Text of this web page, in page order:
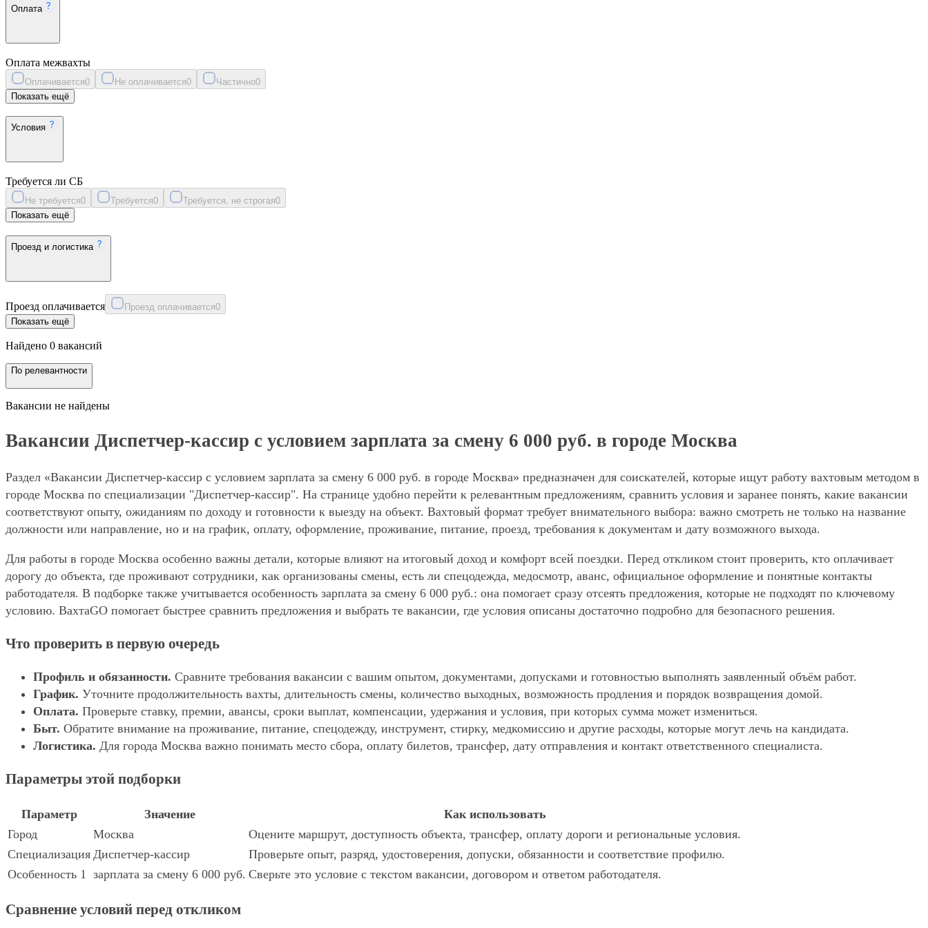
Оплата
Оплата межвахты
Оплачивается0 Не оплачивается0 Частично0
Показать ещё
Условия
Требуется ли СБ
Не требуется0 Требуется0 Требуется, не строгая0
Показать ещё
Проезд и логистика
Проезд оплачивается Проезд оплачивается0
Показать ещё
Найдено 0 вакансий
По релевантности
Вакансии не найдены
Вакансии Диспетчер-кассир с условием зарплата за смену 6 000 руб. в городе Москва
Раздел «Вакансии Диспетчер-кассир с условием зарплата за смену 6 000 руб. в городе Москва» предназначен для соискателей, которые ищут работу вахтовым методом в
городе Москва по специализации "Диспетчер-кассир". На странице удобно перейти к релевантным предложениям, сравнить условия и заранее понять, какие вакансии
соответствуют опыту, ожиданиям по доходу и готовности к выезду на объект. Вахтовый формат требует внимательного выбора: важно смотреть не только на название
должности или направление, но и на график, оплату, оформление, проживание, питание, проезд, требования к документам и дату возможного выхода.
Для работы в городе Москва особенно важны детали, которые влияют на итоговый доход и комфорт всей поездки. Перед откликом стоит проверить, кто оплачивает
дорогу до объекта, где проживают сотрудники, как организованы смены, есть ли спецодежда, медосмотр, аванс, официальное оформление и понятные контакты
работодателя. В подборке также учитывается особенность зарплата за смену 6 000 руб.: она помогает сразу отсеять предложения, которые не подходят по ключевому
условию. ВахтаGO помогает быстрее сравнить предложения и выбрать те вакансии, где условия описаны достаточно подробно для безопасного решения.
Что проверить в первую очередь
Профиль и обязанности. Сравните требования вакансии с вашим опытом, документами, допусками и готовностью выполнять заявленный объём работ.
График. Уточните продолжительность вахты, длительность смены, количество выходных, возможность продления и порядок возвращения домой.
Оплата. Проверьте ставку, премии, авансы, сроки выплат, компенсации, удержания и условия, при которых сумма может измениться.
Быт. Обратите внимание на проживание, питание, спецодежду, инструмент, стирку, медкомиссию и другие расходы, которые могут лечь на кандидата.
Логистика. Для города Москва важно понимать место сбора, оплату билетов, трансфер, дату отправления и контакт ответственного специалиста.
Параметры этой подборки
Параметр Значение
Как использовать
Город
Москва
Оцените маршрут, доступность объекта, трансфер, оплату дороги и региональные условия.
Специализация Диспетчер-кассир
Проверьте опыт, разряд, удостоверения, допуски, обязанности и соответствие профилю.
Особенность 1 зарплата за смену 6 000 руб. Сверьте это условие с текстом вакансии, договором и ответом работодателя.
Сравнение условий перед откликом